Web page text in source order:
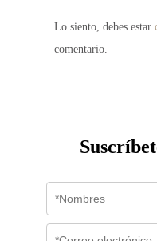
Lo siento, debes estar
comentario.